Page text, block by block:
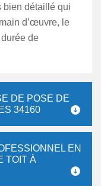
bien détaillé qui
d’œuvre, le
de
DE POSE DE
34160
EN
TOIT À